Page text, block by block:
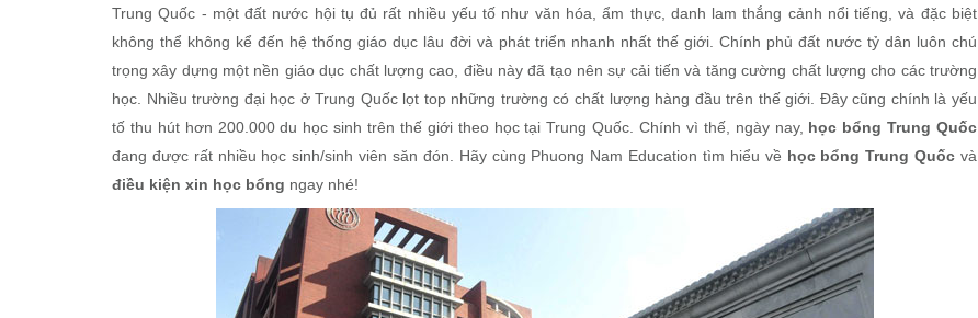
Trung Quốc - một đất nước hội tụ đủ rất nhiều yếu tố như văn hóa, ẩm thực, danh lam thắng cảnh nổi tiếng, và đặc biệt
không thể không kể đến hệ thống giáo dục lâu đời và phát triển nhanh nhất thế giới. Chính phủ đất nước tỷ dân luôn chú
trọng xây dựng một nền giáo dục chất lượng cao, điều này đã tạo nên sự cải tiến và tăng cường chất lượng cho các trường
học. Nhiều trường đại học ở Trung Quốc lọt top những trường có chất lượng hàng đầu trên thế giới. Đây cũng chính là yếu
tố thu hút hơn 200.000 du học sinh trên thế giới theo học tại Trung Quốc. Chính vì thế, ngày nay, học bổng Trung Quốc
đang được rất nhiều học sinh/sinh viên săn đón. Hãy cùng Phuong Nam Education tìm hiểu về học bổng Trung Quốc và
điều kiện xin học bổng ngay nhé!